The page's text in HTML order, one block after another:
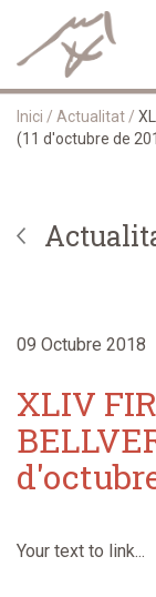
Inici / Actualitat /
(11 d'octubre de
09 Octubre 2018
XLIV
Your text to link...